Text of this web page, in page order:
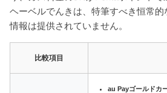
ヘーベルでんきは、特筆すべき恒常的
情報は提供されていません。
比較項目
au Payゴールドカ